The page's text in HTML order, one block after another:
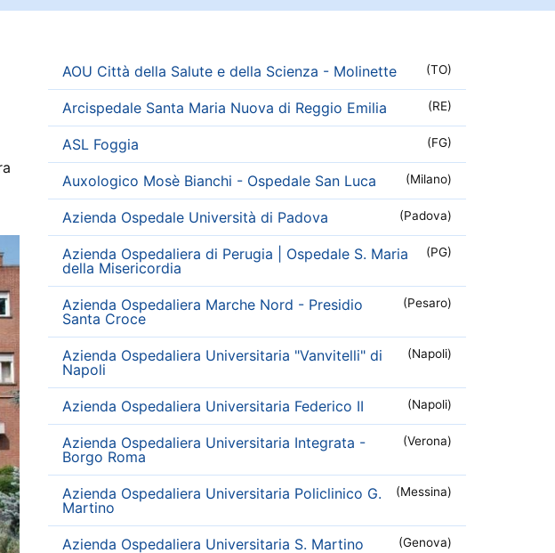
AOU Città della Salute e della Scienza - Molinette (TO)
Arcispedale Santa Maria Nuova di Reggio Emilia (RE)
ASL Foggia (FG)
Auxologico Mosè Bianchi - Ospedale San Luca (Milano)
Azienda Ospedale Università di Padova (Padova)
Azienda Ospedaliera di Perugia | Ospedale S. Maria
della Misericordia
(PG)
Azienda Ospedaliera Marche Nord - Presidio
Santa Croce
(Pesaro)
Azienda Ospedaliera Universitaria "Vanvitelli" di
Napoli
(Napoli)
Azienda Ospedaliera Universitaria Federico II (Napoli)
Azienda Ospedaliera Universitaria Integrata -
Borgo Roma
(Verona)
Azienda Ospedaliera Universitaria Policlinico G.
Martino
(Messina)
Azienda Ospedaliera Universitaria S. Martino (Genova)